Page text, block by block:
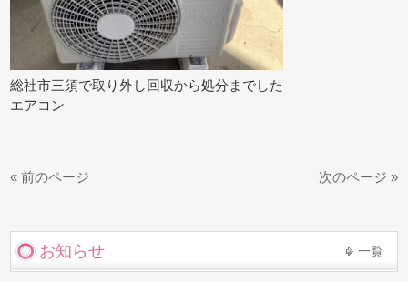
総社市三須で取り外し回収から処分までした
エアコン
« 前のページ 次のページ »
お知らせ 一覧